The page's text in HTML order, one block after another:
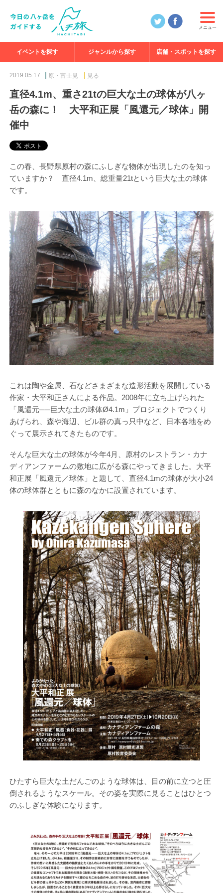
メニュー
イベントを探す ジャンルから探す 店舗・スポットを探す
2019.05.17 原・富士見 見る
直径4.1m、重さ21tの巨大な土の球体が八ヶ
岳の森に！ 大平和正展「風還元／球体」開
催中
この春、長野県原村の森にふしぎな物体が出現したのを知っ
ていますか？ 直径4.1m、総重量21tという巨大な土の球体
です。
これは陶や金属、石などさまざまな造形活動を展開している
作家・大平和正さんによる作品。2008年に立ち上げられた
「風還元──巨大な土の球体Ø4.1m」プロジェクトでつくり
あげられ、森や海辺、ビル群の真っ只中など、日本各地をめ
ぐって展示されてきたものです。
そんな巨大な土の球体が今年4月、原村のレストラン・カナ
ディアンファームの敷地に広がる森にやってきました。大平
和正展「風還元／球体」と題して、直径4.1mの球体が大小24
体の球体群とともに森のなかに設置されています。
ひたすら巨大な土だんごのような球体は、目の前に立つと圧
倒されるようなスケール。その姿を実際に見ることはひとつ
のふしぎな体験になります。